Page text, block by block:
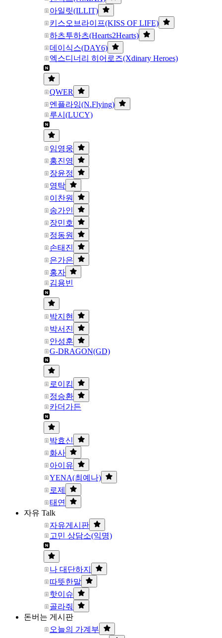
아일릿(ILLIT)
키스오브라이프(KISS OF LIFE)
하츠투하츠(Hearts2Hearts)
데이식스(DAY6)
엑스디너리 히어로즈(Xdinary Heroes)
QWER
엔플라잉(N.Flying)
루시(LUCY)
임영웅
홍진영
장윤정
영탁
이찬원
송가인
장민호
정동원
손태진
은가은
홍자
김용빈
박지현
박서진
안성훈
G-DRAGON(GD)
로이킴
정승환
카더가든
박효신
화사
아이유
YENA(최예나)
로제
태연
자유 Talk
자유게시판
고민 상담소(익명)
나 대단하지
따뜻한말
핫이슈
골라줘
돈버는 게시판
오늘의 가계부